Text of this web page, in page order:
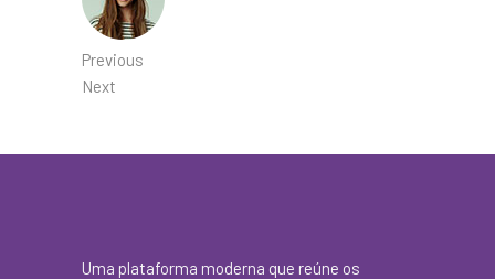
Previous
Next
Uma plataforma moderna que reúne os